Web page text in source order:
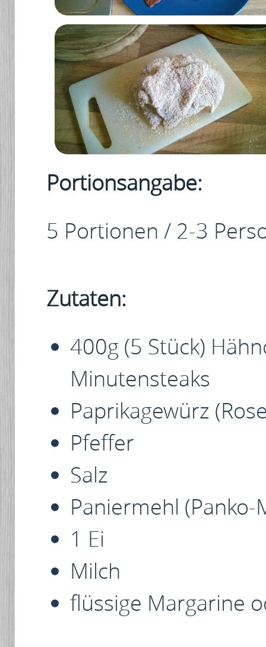
Portionsangabe:
5 Portionen / 2-3
Zutaten:
400g (5 Stück)
Minutensteaks
Paprikagewürz
Pfeffer
Salz
Paniermehl
1 Ei
Milch
flüssige Margarine